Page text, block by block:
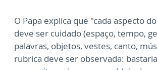
O Papa explica que "cada aspecto
deve ser cuidado (espaço, tempo,
palavras, objetos, vestes, canto,
rubrica deve ser observada: